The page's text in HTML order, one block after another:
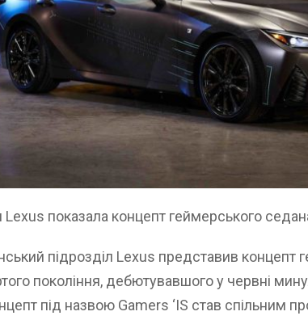
Lexus показала концепт геймерського
підрозділ Lexus представив концепт
покоління, дебютувавшого у червні
під назвою Gamers ‘IS став спільним